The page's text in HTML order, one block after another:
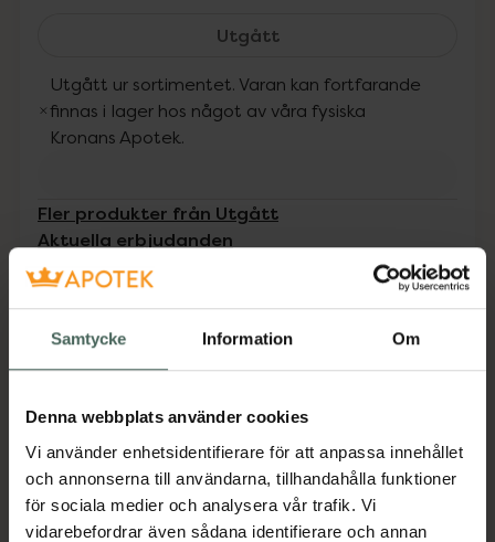
Samtycke Information Om
Denna webbplats använder cookies
Vi använder enhetsidentifierare för att anpassa innehållet
och annonserna till användarna, tillhandahålla funktioner
för sociala medier och analysera vår trafik. Vi
vidarebefordrar även sådana identifierare och annan
UtgåttIsaDora Concealer
Utgått ur sortimentet. Varan kan fortfarande
finnas i lager hos något av våra fysiska
Kronans Apotek.
Fler produkter från Utgått
Aktuella erbjudanden
Beskrivning Dölj
Liten i storleken men mycket effektiv – detta
hudton förblir en hemlighet! Formulan smälter
samman med huden och döljer sömlöst
fläckar, mörka ringar och andra ojämnheter.
Dess mjuka, formbara textur glider lätt över
huden samtidigt som den bevarar fukten i din